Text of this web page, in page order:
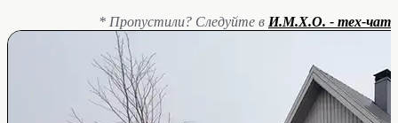
* Пропустили? Следуйте в И.М.Х.О. - тех-чат